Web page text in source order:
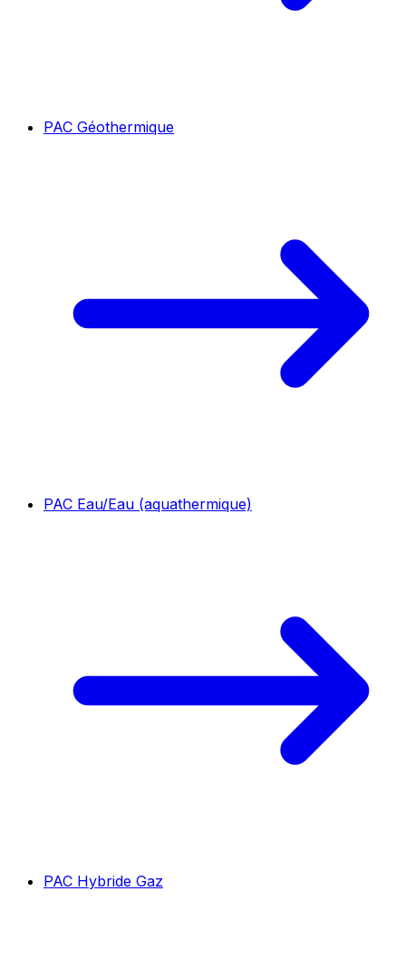
PAC Géothermique
PAC Eau/Eau (aquathermique)
PAC Hybride Gaz